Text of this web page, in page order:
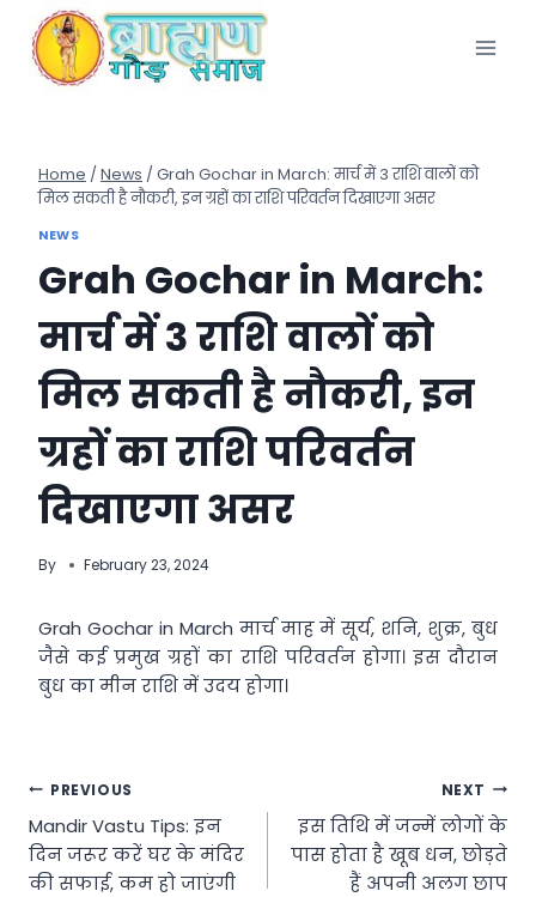
content
Home / News / Grah Gochar in March: मार्च में 3 राशि वालों को
मिल सकती है नौकरी, इन ग्रहों का राशि परिवर्तन दिखाएगा असर
NEWS
Grah Gochar in March:
मार्च में 3 राशि वालों को
मिल सकती है नौकरी, इन
ग्रहों का राशि परिवर्तन
दिखाएगा असर
By February 23, 2024
Grah Gochar in March मार्च माह में सूर्य, शनि, शुक्र, बुध
जैसे कई प्रमुख ग्रहों का राशि परिवर्तन होगा। इस दौरान
बुध का मीन राशि में उदय होगा।
Post
navigation
PREVIOUS
Mandir Vastu Tips: इन
दिन जरूर करें घर के मंदिर
की सफाई, कम हो जाएंगी
NEXT
इस तिथि में जन्में लोगों के
पास होता है खूब धन, छोड़ते
हैं अपनी अलग छाप